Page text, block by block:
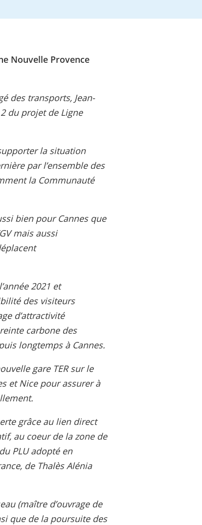
Nouvelle Provence
des transports, Jean-
du projet de Ligne
la situation
par l’ensemble des
la Communauté
bien pour Cannes que
mais aussi
2021 et
des visiteurs
d’attractivité
carbone des
longtemps à Cannes.
gare TER sur le
et Nice pour assurer à
grâce au lien direct
au coeur de la zone de
PLU adopté en
de Thalès Alénia
(maître d’ouvrage de
que de la poursuite des